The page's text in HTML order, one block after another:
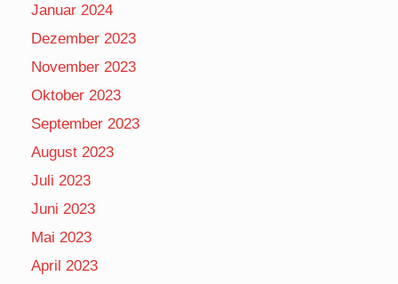
Januar 2024
Dezember 2023
November 2023
Oktober 2023
September 2023
August 2023
Juli 2023
Juni 2023
Mai 2023
April 2023